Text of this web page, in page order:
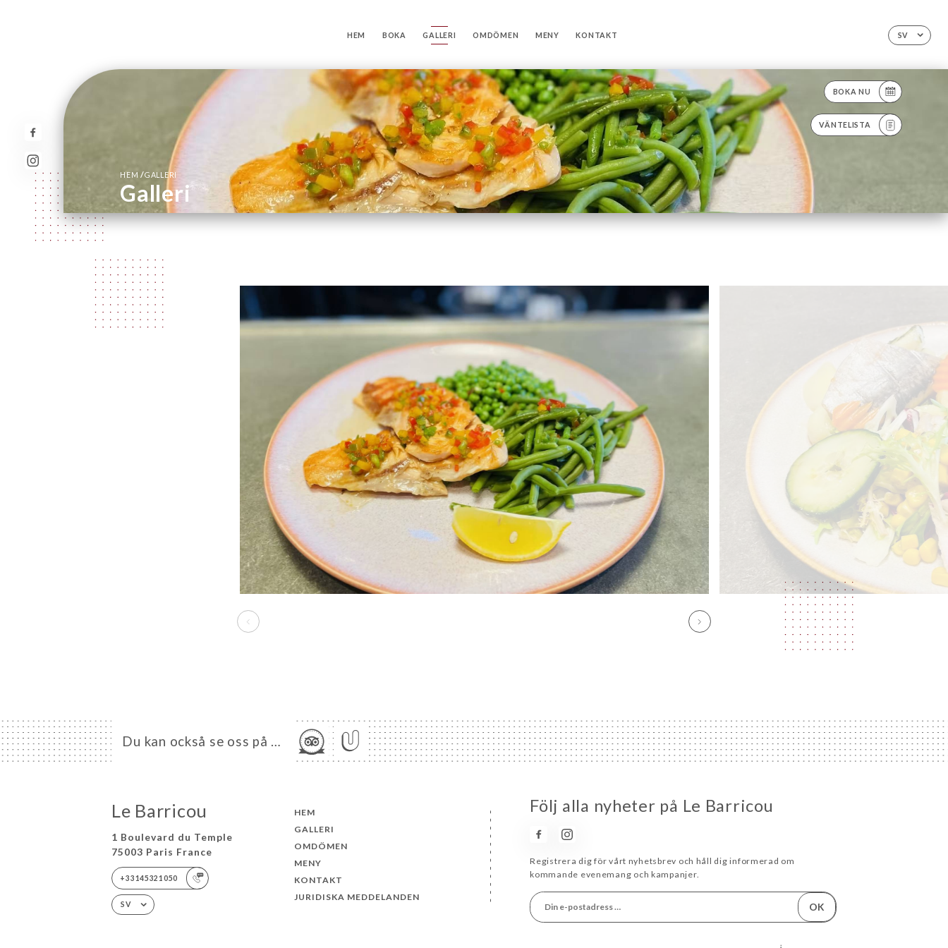
SV
HEM BOKA GALLERI OMDÖMEN MENY KONTAKT
BOKA NU
VÄNTELISTA
HEM/GALLERI
Galleri
Du kan också se oss på …
Le Barricou
1 Boulevard du Temple
75003 Paris France
+33145321050
SV
HEM
GALLERI
OMDÖMEN
MENY
KONTAKT
JURIDISKA MEDDELANDEN
Följ alla nyheter på Le Barricou
Registrera dig för vårt nyhetsbrev och håll dig informerad om
kommande evenemang och kampanjer.
OK